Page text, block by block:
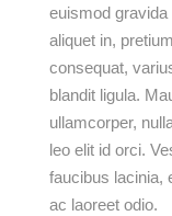
euismod
aliquet in,
consequat,
blandit ligula.
ullamcorper,
leo elit id orci.
faucibus lacinia,
ac laoreet odio.